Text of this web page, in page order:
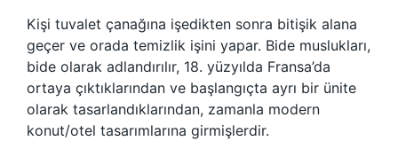
Kişi tuvalet çanağına işedikten sonra bitişik alana
geçer ve orada temizlik işini yapar. Bide muslukları,
bide olarak adlandırılır, 18. yüzyılda Fransa’da
ortaya çıktıklarından ve başlangıçta ayrı bir ünite
olarak tasarlandıklarından, zamanla modern
konut/otel tasarımlarına girmişlerdir.